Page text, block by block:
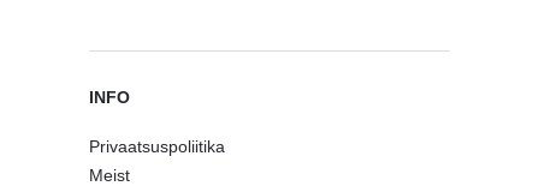
INFO
Privaatsuspoliitika
Meist